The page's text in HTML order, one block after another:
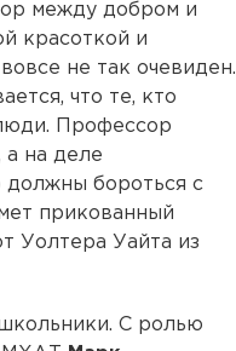
между добром и
красоткой и
не так очевиден.
что те, кто
Профессор
а на деле
должны бороться с
прикованный
Уолтера Уайта из
С ролью